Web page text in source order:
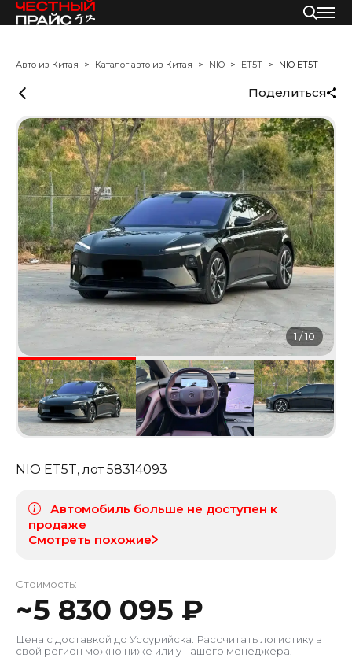
Авто из Китая Каталог авто из Китая NIO ET5T NIO ET5T
Поделиться
1 /10
NIO ET5T, лот58314093
Автомобиль больше не доступен к
продаже
Смотреть похожие
Стоимость:
~5 830 095 ₽
Цена с доставкой до Уссурийска . Рассчитать логистику в
свой регион можно ниже или у нашего менеджера.